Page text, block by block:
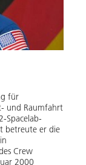
für
und Raumfahrt
Spacelab-
betreute er die
Crew
2000